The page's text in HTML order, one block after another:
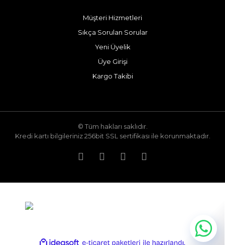
Müşteri Hizmetleri
Sıkça Sorulan Sorular
Yeni Üyelik
Üye Girişi
Kargo Takibi
© Tüm hakları saklıdır.
Kredi kartı bilgileriniz 256bit SSL sertifikası ile korunmaktadır.
ideasoft e-